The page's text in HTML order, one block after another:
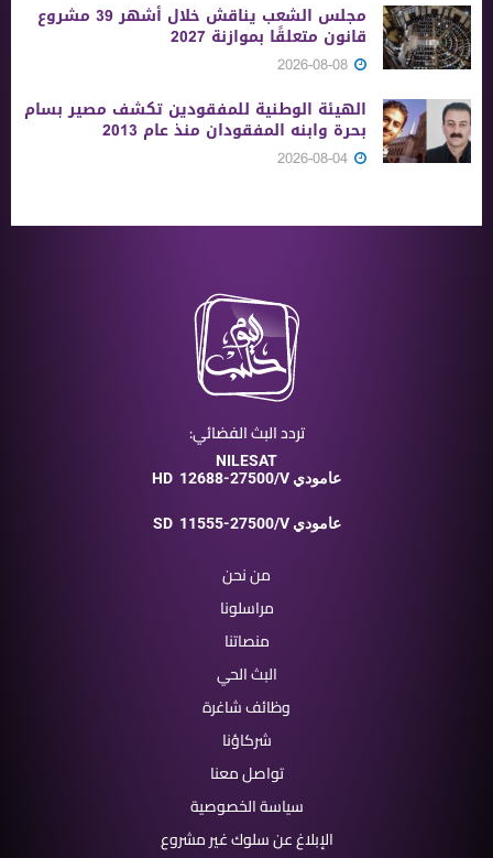
مجلس الشعب يناقش خلال أشهر 39 مشروع
قانون متعلقًا بموازنة 2027
الهيئة الوطنية للمفقودين تكشف مصير بسام
بحرة وابنه المفقودان منذ عام 2013
تردد البث الفضائي:
NILESAT
HD
12688-27500/V عامودي
SD 11555-27500/V عامودي
من نحن
مراسلونا
منصاتنا
البث الحي
وظائف شاغرة
شركاؤنا
تواصل معنا
سياسة الخصوصية
الإبلاغ عن سلوك غير مشروع